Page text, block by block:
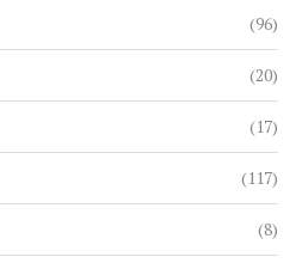
(96)
(20)
(17)
(117)
(8)